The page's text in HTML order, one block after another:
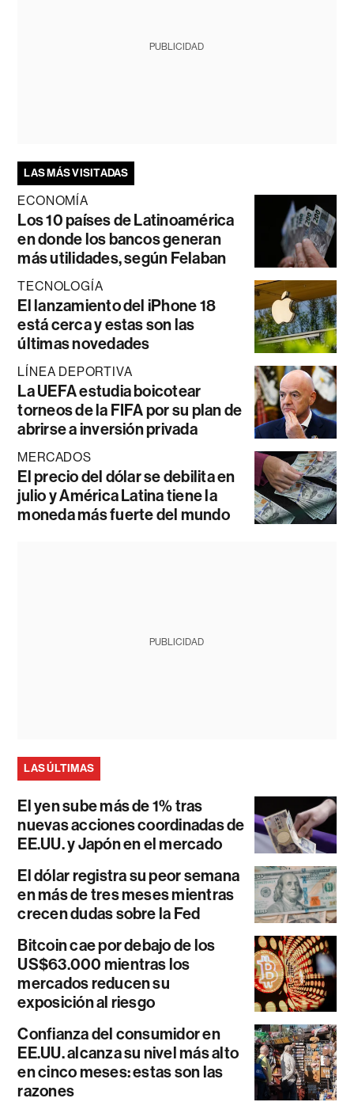
PUBLICIDAD
LAS MÁS VISITADAS
ECONOMÍA
Los 10 países de Latinoamérica
en donde los bancos generan
más utilidades, según Felaban
TECNOLOGÍA
El lanzamiento del iPhone 18
está cerca y estas son las
últimas novedades
LÍNEA DEPORTIVA
La UEFA estudia boicotear
torneos de la FIFA por su plan de
abrirse a inversión privada
MERCADOS
El precio del dólar se debilita en
julio y América Latina tiene la
moneda más fuerte del mundo
PUBLICIDAD
LAS ÚLTIMAS
El yen sube más de 1% tras
nuevas acciones coordinadas de
EE.UU. y Japón en el mercado
El dólar registra su peor semana
en más de tres meses mientras
crecen dudas sobre la Fed
Bitcoin cae por debajo de los
US$63.000 mientras los
mercados reducen su
exposición al riesgo
Confianza del consumidor en
EE.UU. alcanza su nivel más alto
en cinco meses: estas son las
razones